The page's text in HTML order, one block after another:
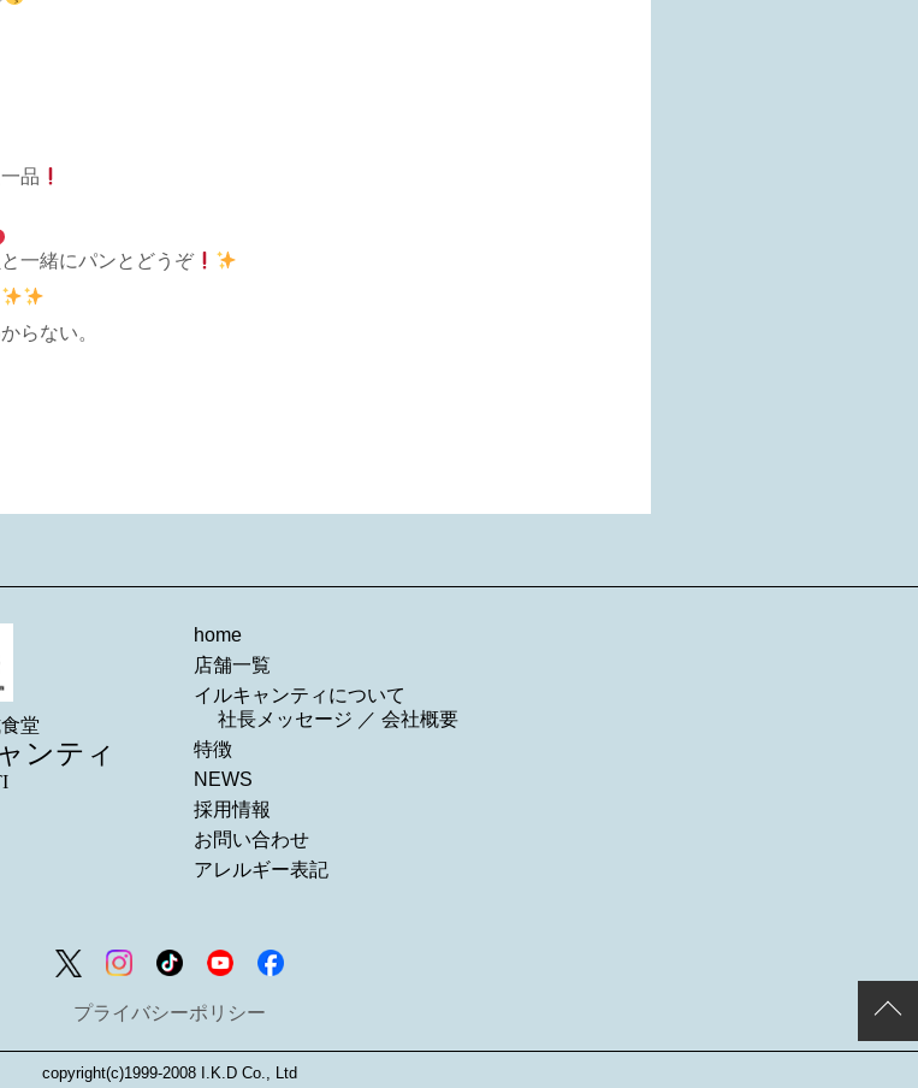
品
一緒にパンとどうぞ
らない。
堂
ンティ
home
店舗一覧
イルキャンティについて
社長メッセージ ／ 会社概要
特徴
NEWS
採用情報
お問い合わせ
アレルギー表記
プライバシーポリシー
copyright(c)1999-2008 I.K.D Co., Ltd